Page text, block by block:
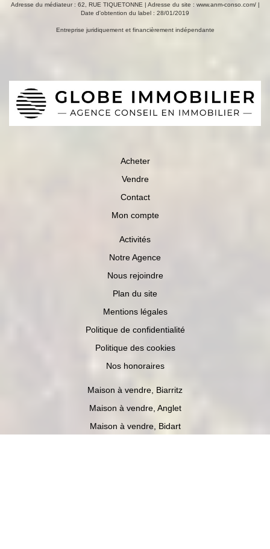
Adresse du médiateur : 62, RUE TIQUETONNE | Adresse du site : www.anm-conso.com/|
Date d'obtention du label : 28/01/2019
Entreprise juridiquement et financièrement indépendante
Acheter
Vendre
Contact
Mon compte
Activités
Notre Agence
Nous rejoindre
Plan du site
Mentions légales
Politique de confidentialité
Politique des cookies
Nos honoraires
Maison à vendre, Biarritz
Maison à vendre, Anglet
Maison à vendre, Bidart